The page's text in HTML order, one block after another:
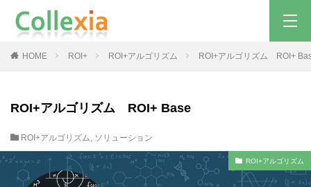
HOME ROI+ ROI+アルゴリズム ROI+アルゴリズム ROI+
ROI+アルゴリズム ROI+ Base
ROI+アルゴリズム, ソリューション
ROI+アルゴリズム